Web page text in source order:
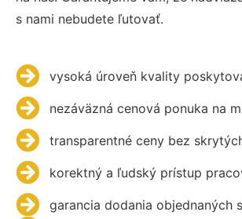
s nami nebudete ľutovať.
vysoká úroveň kvality
nezáväzná cenová ponuka na
transparentné ceny bez
korektný a ľudský prístup
garancia dodania objednaných